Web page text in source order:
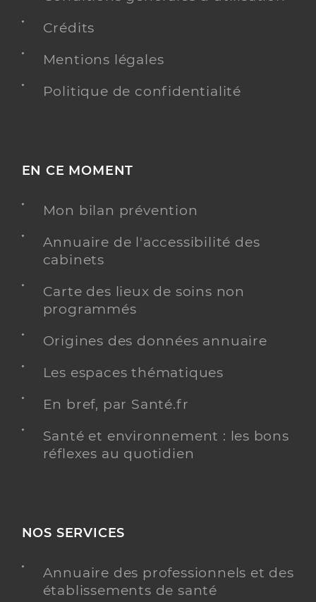
Crédits
Mentions légales
Politique de confidentialité
EN CE MOMENT
Mon bilan prévention
Annuaire de l'accessibilité des
cabinets
Carte des lieux de soins non
programmés
Origines des données annuaire
Les espaces thématiques
En bref, par Santé.fr
Santé et environnement : les bons
réflexes au quotidien
NOS SERVICES
Annuaire des professionnels et des
établissements de santé